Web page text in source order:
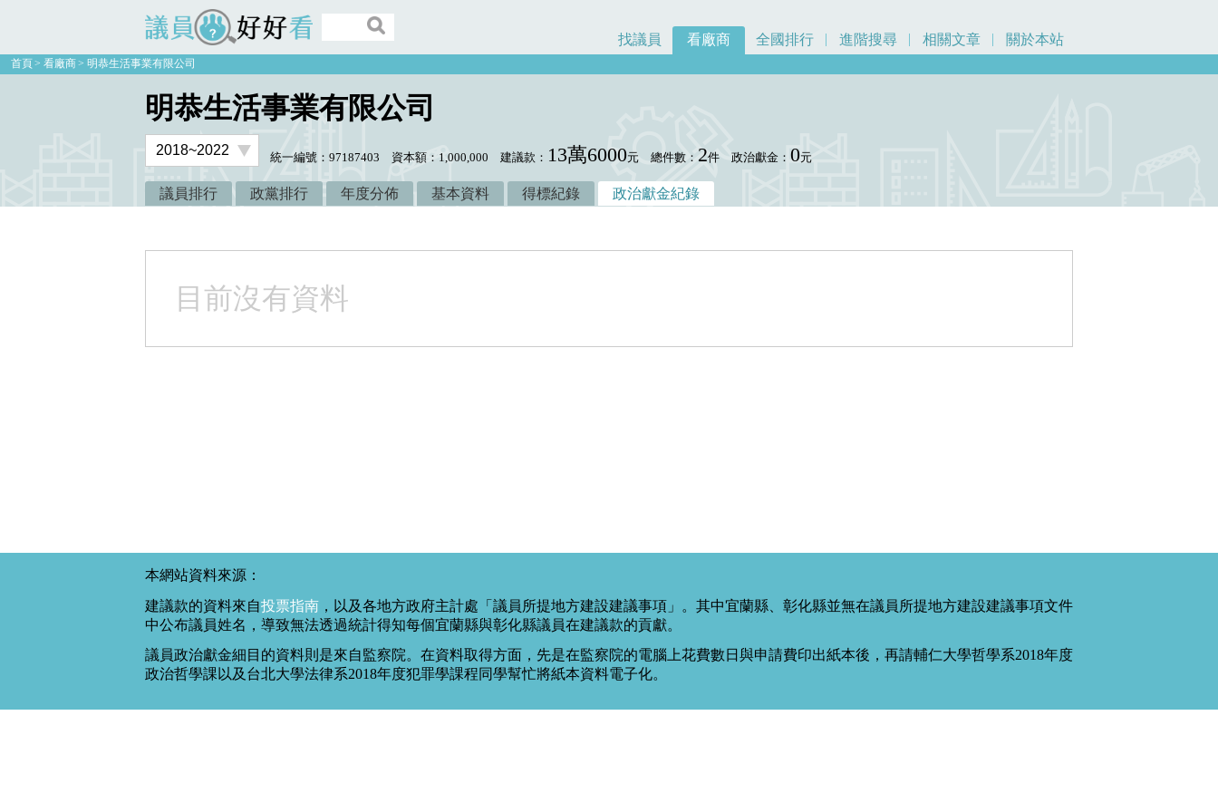
議員好好看
找議員 看廠商 全國排行 進階搜尋 相關文章 關於本站
首頁 看廠商 明恭生活事業有限公司
明恭生活事業有限公司
統一編號：97187403 資本額：1,000,000 建議款： 13萬6000元 總件數： 2件 政治獻金：0元
議員排行 政黨排行 年度分佈 基本資料 得標紀錄 政治獻金紀錄
目前沒有資料
本網站資料來源：
建議款的資料來自投票指南 ，以及各地方政府主計處「議員所提地方建設建議事項」。其中宜蘭縣、彰化縣並無在議員所提地方建設建議事項文件
中公布議員姓名，導致無法透過統計得知每個宜蘭縣與彰化縣議員在建議款的貢獻。
議員政治獻金細目的資料則是來自監察院。在資料取得方面，先是在監察院的電腦上花費數日與申請費印出紙本後，再請輔仁大學哲學系2018年度
政治哲學課以及台北大學法律系2018年度犯罪學課程同學幫忙將紙本資料電子化。